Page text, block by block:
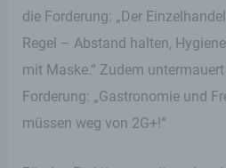
die Forderung: „Der
Regel – Abstand halten,
mit Maske.“ Zudem
Forderung: „Gastronomie und
müssen weg von 2G+!“